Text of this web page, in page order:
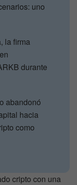
uno
la firma
durante
abandonó
hacia
como
cripto con una